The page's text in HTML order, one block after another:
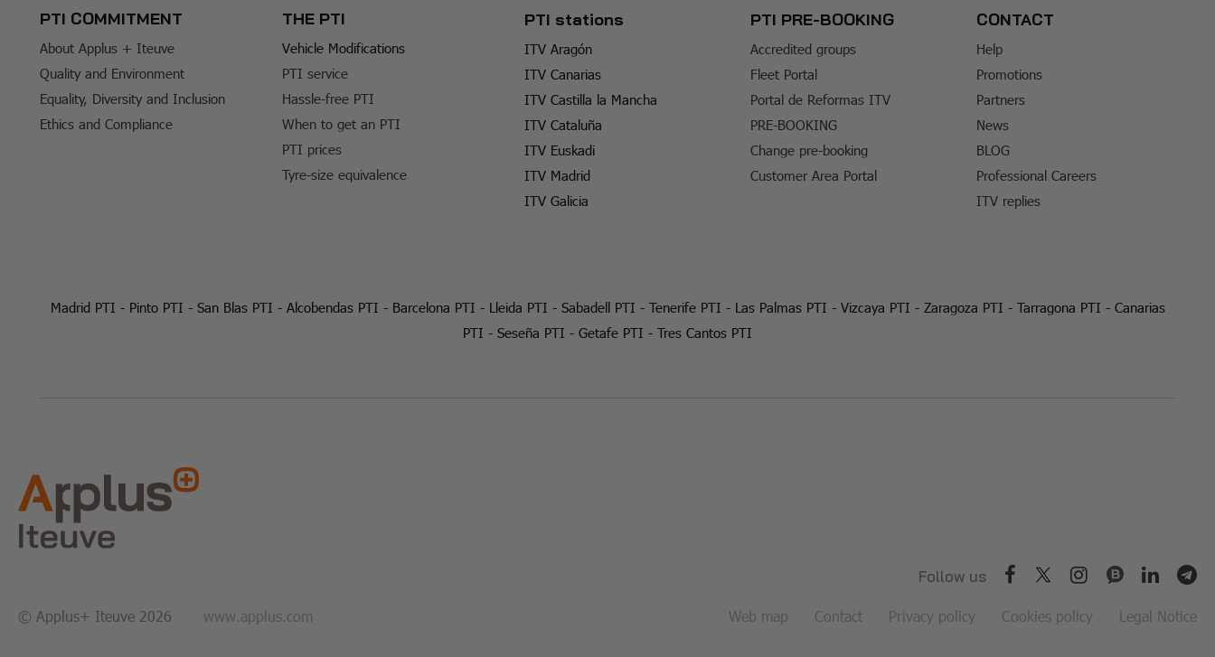
PTI COMMITMENT
About Applus + Iteuve
Quality and Environment
Equality, Diversity and Inclusion
Ethics and Compliance
THE PTI
Vehicle Modifications
PTI service
Hassle-free PTI
When to get an PTI
PTI prices
Tyre-size equivalence
PTI stations
ITV Aragón
ITV Canarias
ITV Castilla la Mancha
ITV Cataluña
ITV Euskadi
ITV Madrid
ITV Galicia
PTI PRE-BOOKING
Accredited groups
Fleet Portal
Portal de Reformas ITV
PRE-BOOKING
Change pre-booking
Customer Area Portal
CONTACT
Help
Promotions
Partners
News
BLOG
Professional Careers
ITV replies
Madrid PTI - Pinto PTI - San Blas PTI - Alcobendas PTI - Barcelona PTI - Lleida PTI - Sabadell PTI - Tenerife PTI - Las Palmas PTI - Vizcaya PTI - Zaragoza PTI - Tarragona PTI - Canarias
PTI - Seseña PTI - Getafe PTI - Tres Cantos PTI
Follow us
© Applus+ Iteuve 2026 www.applus.com Web map Contact Privacy policy Cookies policy Legal Notice